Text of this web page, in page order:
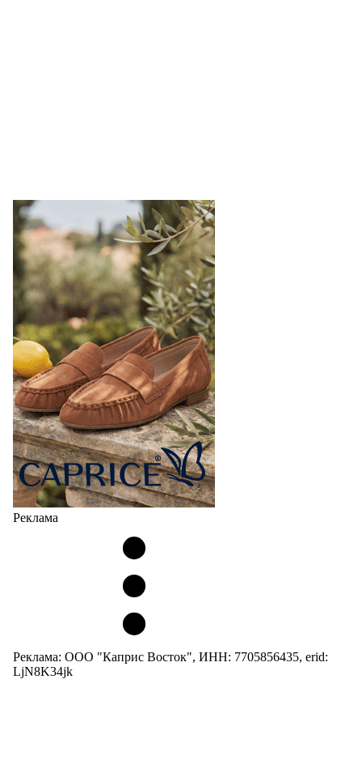
Реклама
Реклама: ООО "Каприс Восток", ИНН: 7705856435, erid:
LjN8K34jk